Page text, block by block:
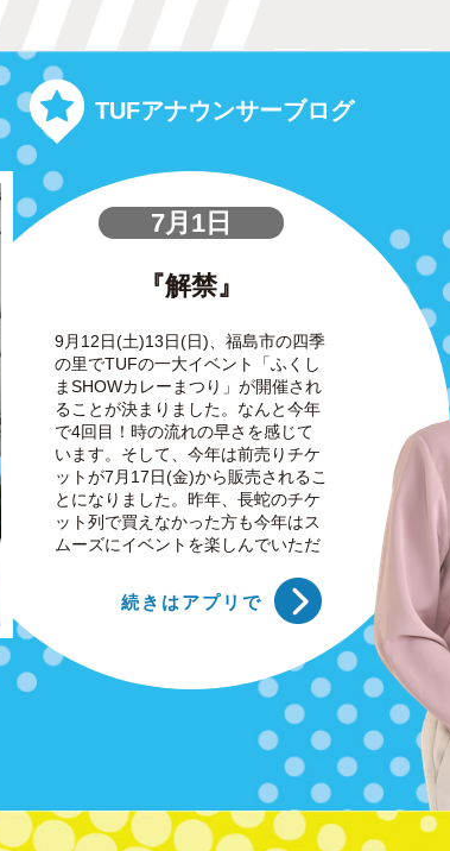
TUFアナウンサーブログ
7月1日
『解禁』
9月12日(土)13日(日)、福島市の四季
の里でTUFの一大イベント「ふくし
まSHOWカレーまつり」が開催され
ることが決まりました。なんと今年
で4回目！時の流れの早さを感じて
います。そして、今年は前売りチケ
ットが7月17日(金)から販売されるこ
とになりました。昨年、長蛇のチケ
ット列で買えなかった方も今年はス
ムーズにイベントを楽しんでいただ
当日購入するよりも100円お得なの
でぜひＨＰをチェックしてみてくだ
ブースなども設けられる予定です。
私たちＴＵＦ一同、みなさまにお会
いできるのを楽しみにしています！
続きはアプリで